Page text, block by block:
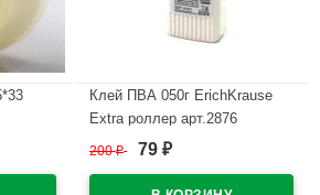
Клей ПВА 050г ErichKrause
Extra роллер арт.2876
(Ст.12/288)
200₽ 79 ₽